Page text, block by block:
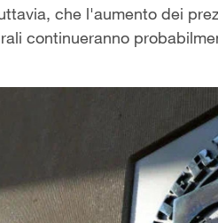
che l'aumento dei
continueranno